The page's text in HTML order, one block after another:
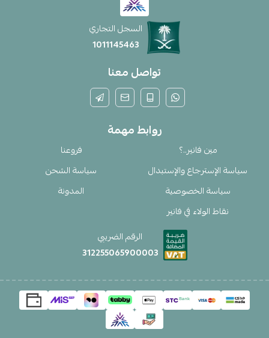
السجل التجاري
1011145463
تواصل معنا
روابط مهمة
مين فانير..؟
فروعنا
سياسة الإسترجاع والإستبدال
سياسة الشحن
سياسة الخصوصية
المدونة
نقاط الولاء في فانير
الرقم الضريبي
312255065900003